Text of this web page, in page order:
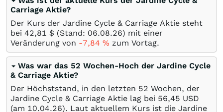
Carriage Aktie?
Der Kurs der Jardine Cycle & Carriage Aktie steht
bei 42,81 $ (Stand: 06.08.26) mit einer
Veränderung von -7,84 % zum Vortag.
Was war das 52 Wochen-Hoch der Jardine Cycle
& Carriage Aktie?
Der Höchststand, in den letzten 52 Wochen, der
Jardine Cycle & Carriage Aktie lag bei 56,45 USD
(am 10.04.26). Laut aktuellem Kurs ist die Jardine